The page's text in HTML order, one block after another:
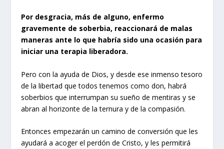
Por desgracia, más de alguno, enfermo
gravemente de soberbia, reaccionará de malas
maneras ante lo que habría sido una ocasión para
iniciar una terapia liberadora.
Pero con la ayuda de Dios, y desde ese inmenso tesoro
de la libertad que todos tenemos como don, habrá
soberbios que interrumpan su sueño de mentiras y se
abran al horizonte de la ternura y de la compasión.
Entonces empezarán un camino de conversión que les
ayudará a acoger el perdón de Cristo, y les permitirá